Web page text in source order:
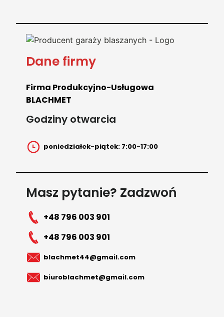
Dane firmy
Firma Produkcyjno-Usługowa
BLACHMET
Godziny otwarcia
poniedziałek-piątek: 7:00-17:00
Masz pytanie? Zadzwoń
+48 796 003 901
+48 796 003 901
blachmet44@gmail.com
biuroblachmet@gmail.com